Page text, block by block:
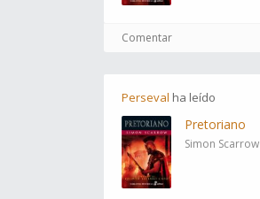
Comentar
Perseval ha leído
Pretoriano
Simon Scarrow